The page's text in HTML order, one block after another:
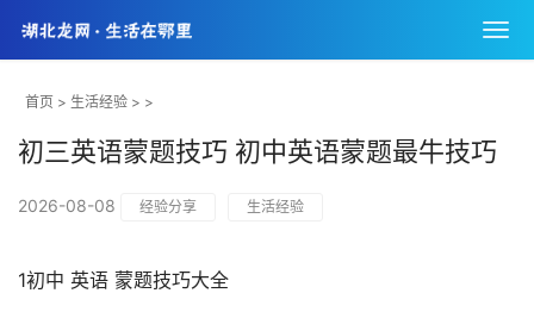
首页 > 生活经验 > >
初三英语蒙题技巧 初中英语蒙题最牛技巧
2026-08-08 经验分享 生活经验
1初中 英语 蒙题技巧大全